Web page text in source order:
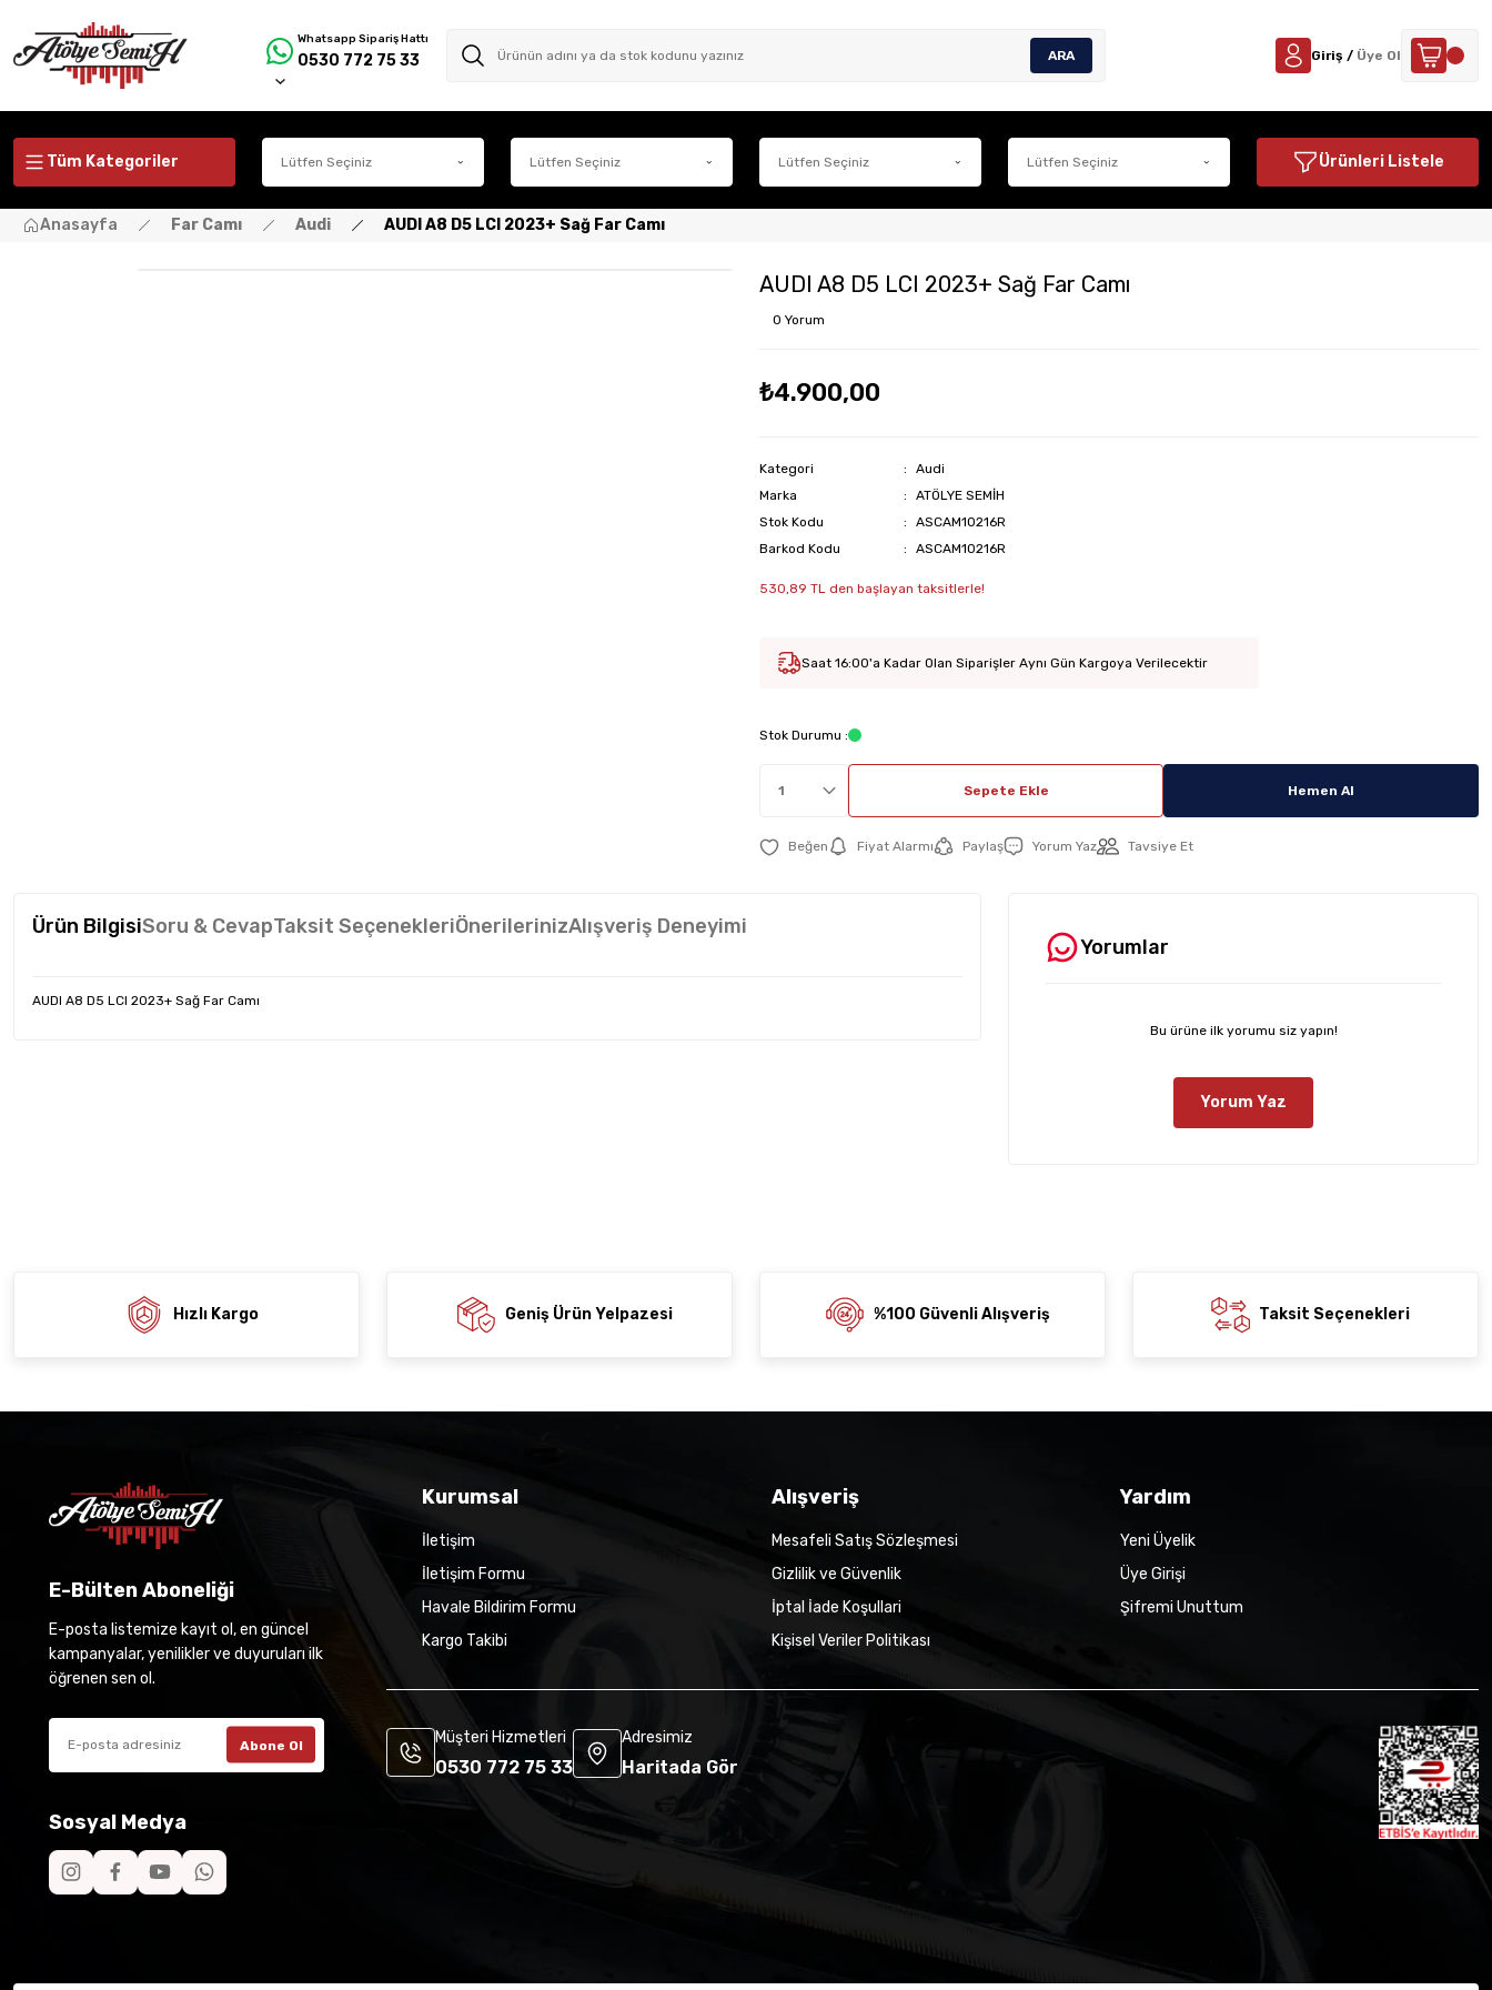
Whatsapp Sipariş Hattı
0530 772 75 33 ARA Giriş / Üye Ol
Tüm Kategoriler Ürünleri Listele
Anasayfa Far Camı Audi AUDI A8 D5 LCI 2023+ Sağ Far Camı
AUDI A8 D5 LCI 2023+ Sağ Far Camı
0 Yorum
₺4.900,00
Kategori
Audi
Marka
ATÖLYE SEMİH
Stok Kodu
ASCAM10216R
Barkod Kodu
ASCAM10216R
530,89 TL den başlayan taksitlerle!
Saat 16:00'a Kadar Olan Siparişler Aynı Gün Kargoya Verilecektir
Stok Durumu :
Sepete Ekle Hemen Al
Fiyat Alarmı Paylaş Yorum Yaz Tavsiye Et
Ürün BilgisiSoru & CevapTaksit SeçenekleriÖnerilerinizAlışveriş Deneyimi
AUDI A8 D5 LCI 2023+ Sağ Far Camı
Gönder
Yorumlar
Bu ürüne ilk yorumu siz yapın!
Yorum Yaz
Hızlı Kargo Geniş Ürün Yelpazesi %100 Güvenli Alışveriş Taksit Seçenekleri
E-Bülten Aboneliği
E-posta listemize kayıt ol, en güncel
kampanyalar, yenilikler ve duyuruları ilk
öğrenen sen ol.
Abone Ol
Sosyal Medya
Kurumsal
İletişim
İletişim Formu
Havale Bildirim Formu
Kargo Takibi
Alışveriş
Mesafeli Satış Sözleşmesi
Gizlilik ve Güvenlik
İptal İade Koşullari
Kişisel Veriler Politikası
Yardım
Yeni Üyelik
Üye Girişi
Şifremi Unuttum
Müşteri Hizmetleri
0530 772 75 33
Adresimiz
Haritada Gör